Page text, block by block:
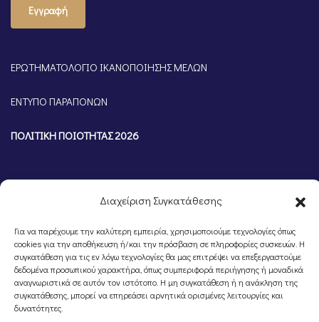
Διαχείριση Συγκατάθεσης
Για να παρέχουμε την καλύτερη εμπειρία, χρησιμοποιούμε τεχνολογίες όπως
cookies για την αποθήκευση ή/και την πρόσβαση σε πληροφορίες συσκευών. Η
συγκατάθεση για τις εν λόγω τεχνολογίες θα μας επιτρέψει να επεξεργαστούμε
δεδομένα προσωπικού χαρακτήρα, όπως συμπεριφορά περιήγησης ή μοναδικά
αναγνωριστικά σε αυτόν τον ιστότοπο. Η μη συγκατάθεση ή η ανάκληση της
συγκατάθεσης, μπορεί να επηρεάσει αρνητικά ορισμένες λειτουργίες και
δυνατότητες.
Εγγραφή
ΕΡΩΤΗΜΑΤΟΛΟΓΙΟ ΙΚΑΝΟΠΟΙΗΣΗΣ ΜΕΛΩΝ
ΕΝΤΥΠΟ ΠΑΡΑΠΟΝΩΝ
ΠΟΛΙΤΙΚΗ ΠΟΙΟΤΗΤΑΣ 2026
©Portal Επιμελητηρίου Ημαθίας, Powered byKnowledge A.E.